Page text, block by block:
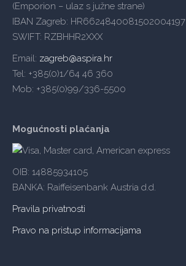
(Emporion – ulaz s južne strane)
IBAN Zagreb: HR6624840081502004197
SWIFT: RZBHHR2XXX
Email: zagreb@aspira.hr
Tel: +385(0)1/64 46 360
Mob: +385(0)99/336-5500
Mogućnosti plaćanja
OIB: 14885934105
BANKA: Raiffeisenbank Austria d.d.
Pravila privatnosti
Pravo na pristup informacijama